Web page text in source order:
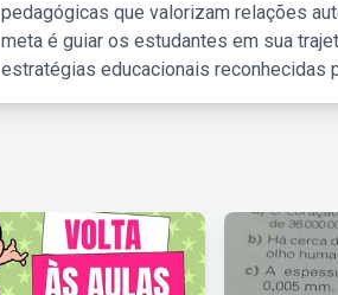
pedagógicas que valorizam relações
meta é guiar os estudantes em sua
estratégias educacionais reconhecidas